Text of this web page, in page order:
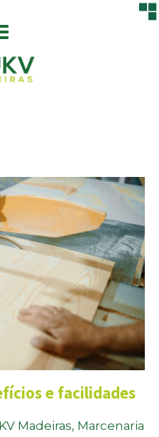
e facilidades
Madeiras, Marcenaria